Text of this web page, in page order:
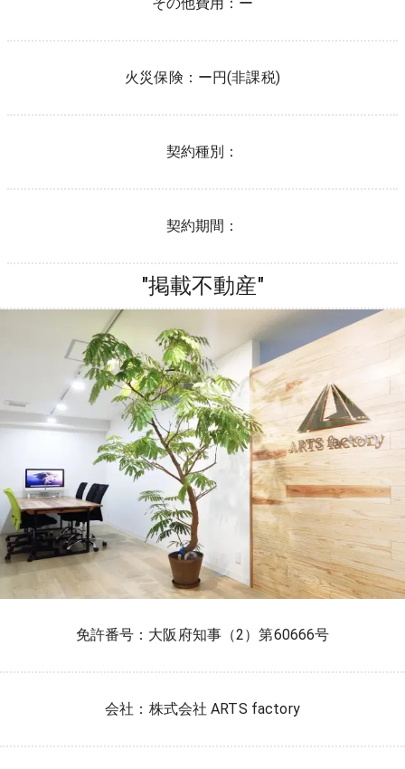
火災保険： ー円(非課税)
契約種別：
契約期間：
"掲載不動産"
免許番号：大阪府知事（2）第60666号
会社：株式会社 ARTS factory